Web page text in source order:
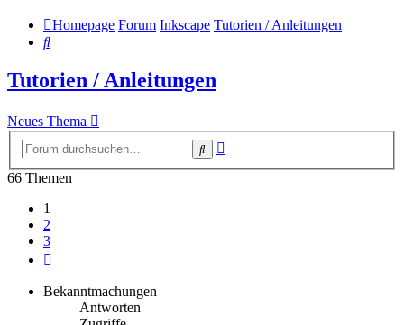
Homepage Forum Inkscape Tutorien / Anleitungen
Suche
Tutorien / Anleitungen
Neues Thema
Suche
66 Themen
1
2
3
Bekanntmachungen
Antworten